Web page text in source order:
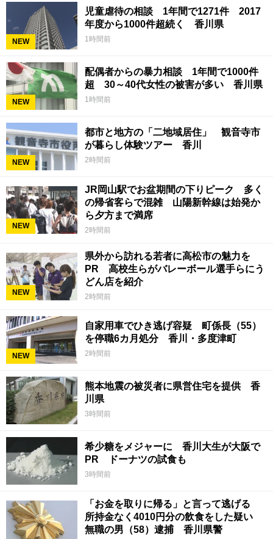
NEW
児童虐待の相談 1年間で1271件 2017
年度から1000件超続く 香川県
1時間前
NEW
配偶者からの暴力相談 1年間で1000件
超 30～40代女性の被害が多い 香川県
1時間前
NEW
都市と地方の「二地域居住」 観音寺市
が暮らし体験ツアー 香川
2時間前
NEW
JR岡山駅でお盆期間の下りピーク 多く
の帰省客らで混雑 山陽新幹線は始発か
ら夕方まで満席
2時間前
NEW
県外から訪れる若者に高松市の魅力を
PR 高校生らがバレーボール選手らにう
どん店を紹介
2時間前
NEW
自家用車でひき逃げ容疑 町係長（55）
を停職6カ月処分 香川・多度津町
2時間前
熊本地震の被災者に県営住宅を提供 香
川県
3時間前
希少糖をメジャーに 香川大生が大阪で
PR ドーナツの試食も
3時間前
「お金を取りに帰る」と言って逃げる
所持金なく4010円分の飲食をした疑い
無職の男（58）逮捕 香川県警